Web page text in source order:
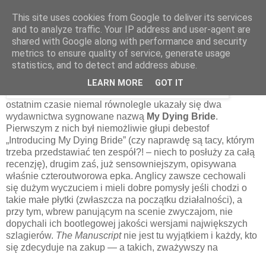
20 czerwca 2013
My Dying Bride – The Manuscript [2013]
ostatnim czasie niemal równolegle ukazały się dwa
wydawnictwa sygnowane nazwą My Dying Bride.
Pierwszym z nich był niemożliwie głupi debestof
„Introducing My Dying Bride” (czy naprawdę są tacy, którym
trzeba przedstawiać ten zespół?! – niech to posłuży za całą
recenzję), drugim zaś, już sensowniejszym, opisywana
właśnie czteroutworowa epka. Anglicy zawsze cechowali
się dużym wyczuciem i mieli dobre pomysły jeśli chodzi o
takie małe płytki (zwłaszcza na początku działalności), a
przy tym, wbrew panującym na scenie zwyczajom, nie
dopychali ich bootlegowej jakości wersjami największych
szlagierów. The Manuscriptnie jest tu wyjątkiem i każdy, kto
się zdecyduje na zakup — a takich, zważywszy na
This site uses cookies from Google to deliver its services
and to analyze traffic. Your IP address and user-agent are
shared with Google along with performance and security
metrics to ensure quality of service, generate usage
statistics, and to detect and address abuse.
LEARN MORE GOT IT